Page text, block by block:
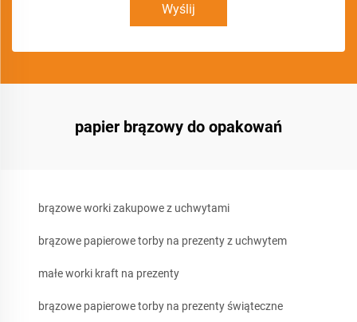
Wyślij
papier brązowy do opakowań
brązowe worki zakupowe z uchwytami
brązowe papierowe torby na prezenty z uchwytem
małe worki kraft na prezenty
brązowe papierowe torby na prezenty świąteczne